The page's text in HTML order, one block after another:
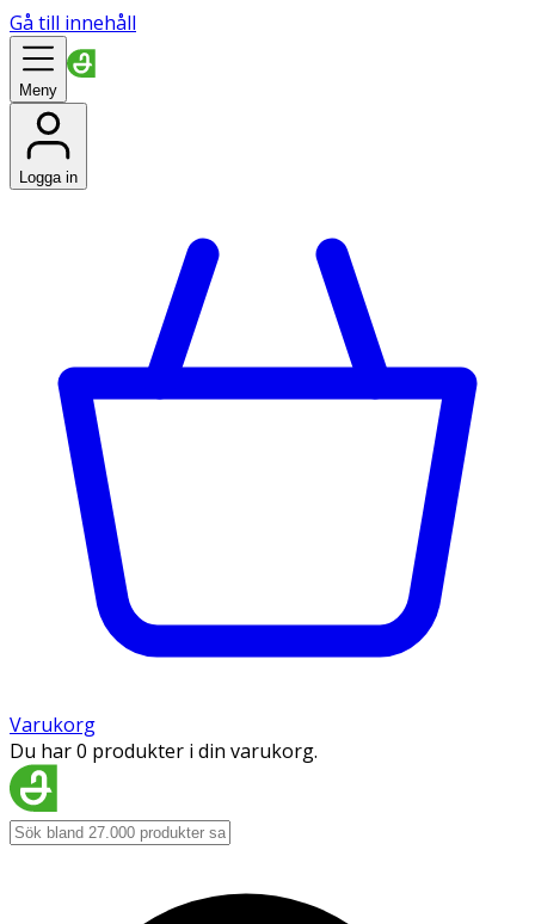
Gå till innehåll
Meny
Logga in
Varukorg
Du har 0 produkter i din varukorg.